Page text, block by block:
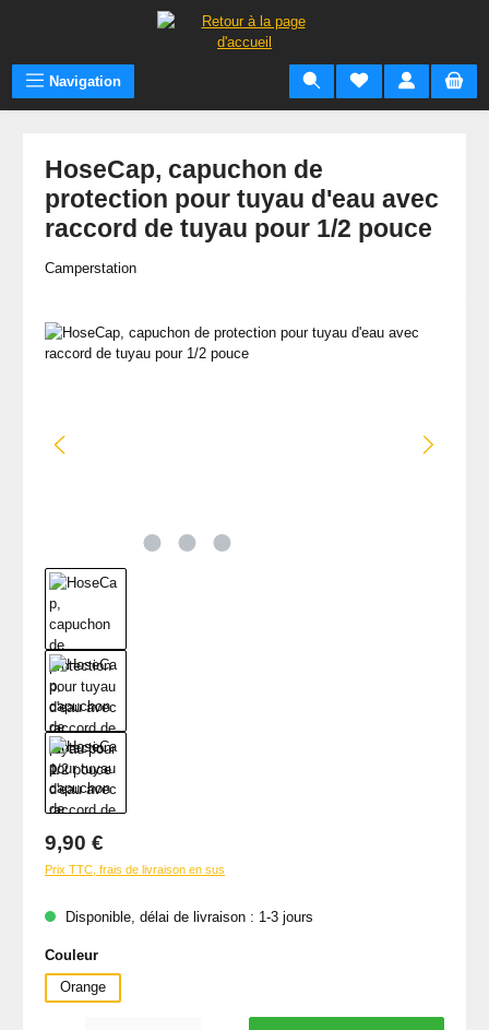
Passer au contenu principal
Navigation
HoseCap, capuchon de
protection pour tuyau d'eau avec
raccord de tuyau pour 1/2 pouce
Camperstation
Ignorer la galerie d'images
Prix régulier :
9,90 €
Prix TTC, frais de livraison en sus
Disponible, délai de livraison : 1-3 jours
Sélectionnez
Couleur
Orange